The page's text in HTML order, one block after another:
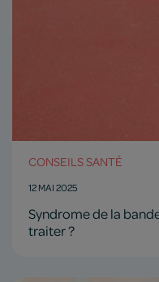
CONSEILS SANTÉ
12 MAI 2025
Syndrome de la
traiter ?